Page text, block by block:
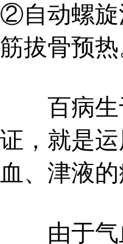
②自动螺旋
筋拔骨预热
百病生于
证，就是
血、津液
由于气血